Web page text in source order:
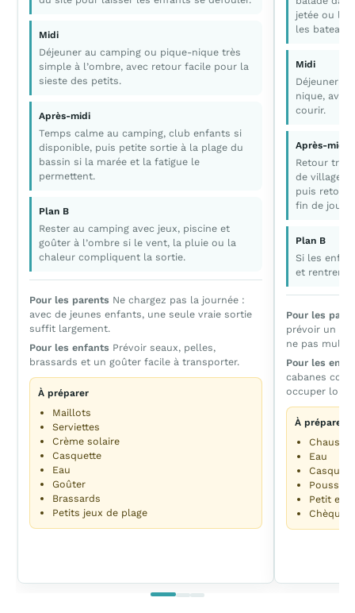
Midi
Déjeuner au camping ou pique-nique très
simple à l’ombre, avec retour facile pour la
sieste des petits.
Après-midi
Temps calme au camping, club enfants si
disponible, puis petite sortie à la plage du
bassin si la marée et la fatigue le
permettent.
Plan B
Rester au camping avec jeux, piscine et
goûter à l’ombre si le vent, la pluie ou la
chaleur compliquent la sortie.
Pour les parents Ne chargez pas la journée :
avec de jeunes enfants, une seule vraie sortie
suffit largement.
Pour les enfants Prévoir seaux, pelles,
brassards et un goûter facile à transporter.
À préparer
Maillots
Serviettes
Crème solaire
Casquette
Eau
Goûter
Brassards
Petits jeux de plage
jetée ou la
les bateaux.
Midi
Déjeuner
nique,
courir.
Après-midi
Retour
de village
puis retour
fin de
Plan B
Si les
et rentrer
Pour les
prévoir un
ne pas
Pour les
cabanes
occuper
À préparer
Eau
Petit
Chèque